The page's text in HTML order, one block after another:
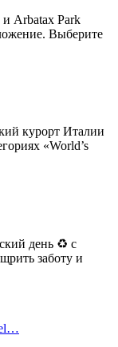
Arbatax Park
Выберите
курорт Италии
«World’s
день ♻ с
заботу и